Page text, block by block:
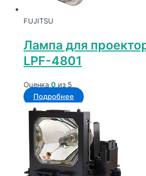
FUJITSU
Лампа для
LPF-4801
Оценка 0 из 5
Подробнее